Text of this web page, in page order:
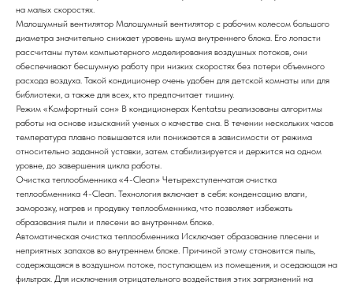
на малых скоростях.
Малошумный вентилятор Малошумный вентилятор с рабочим колесом большого
диаметра значительно снижает уровень шума внутреннего блока. Его лопасти
рассчитаны путем компьютерного моделирования воздушных потоков, они
обеспечивают бесшумную работу при низких скоростях без потери объемного
расхода воздуха. Такой кондиционер очень удобен для детской комнаты или для
библиотеки, а также для всех, кто предпочитает тишину.
Режим «Комфортный сон» В кондиционерах Kentatsu реализованы алгоритмы
работы на основе изысканий ученых о качестве сна. В течении нескольких часов
температура плавно повышается или понижается в зависимости от режима
относительно заданной уставки, затем стабилизируется и держится на одном
уровне, до завершения цикла работы.
Очистка теплообменника «4-Clean» Четырехступенчатая очистка
теплообменника 4-Clean. Технология включает в себя: конденсацию влаги,
заморозку, нагрев и продувку теплообменника, что позволяет избежать
образования пыли и плесени во внутреннем блоке.
Автоматическая очистка теплообменника Исключает образование плесени и
неприятных запахов во внутреннем блоке. Причиной этому становится пыль,
содержащаяся в воздушном потоке, поступающем из помещения, и оседающая на
фильтрах. Для исключения отрицательного воздействия этих загрязнений на